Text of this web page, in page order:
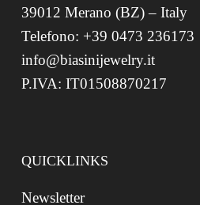
39012 Merano (BZ) – Italy
Telefono: +39 0473 236173
info@biasinijewelry.it
P.IVA: IT01508870217
QUICKLINKS
Newsletter